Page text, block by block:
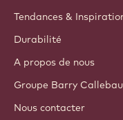
Tendances &
Durabilité
A propos de nous
Groupe Barry
Nous contacter